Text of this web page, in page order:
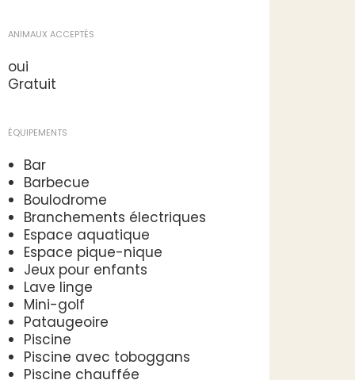
ANIMAUX ACCEPTÉS
oui
Gratuit
ÉQUIPEMENTS
Bar
Barbecue
Boulodrome
Branchements électriques
Espace aquatique
Espace pique-nique
Jeux pour enfants
Lave linge
Mini-golf
Pataugeoire
Piscine
Piscine avec toboggans
Piscine chauffée